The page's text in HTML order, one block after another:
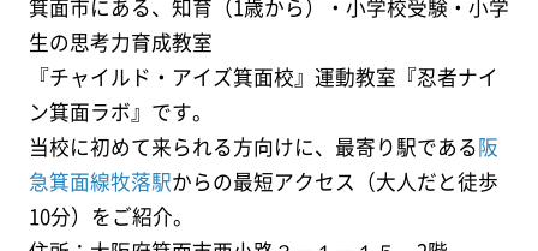
箕面市にある、知育（1歳から）・小学校受験・小学
生の思考力育成教室
『チャイルド・アイズ箕面校』運動教室『忍者ナイ
ン箕面ラボ』です。
当校に初めて来られる方向けに、最寄り駅である阪
急箕面線牧落駅からの最短アクセス（大人だと徒歩
10分）をご紹介。